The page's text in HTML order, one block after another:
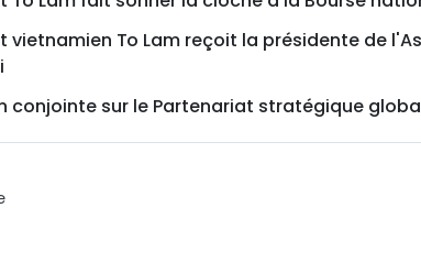
vietnamien To Lam reçoit la présidente de
conjointe sur le Partenariat stratégique